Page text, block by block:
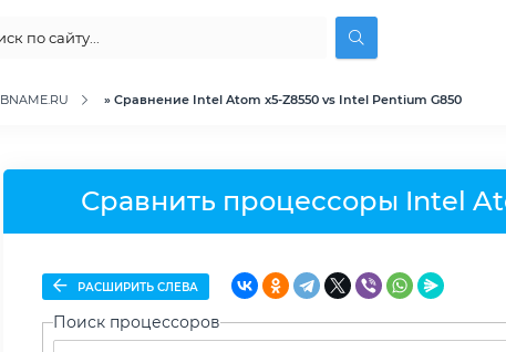
BNAME.RU » Сравнение Intel Atom x5-Z8550 vs Intel Pentium G850
Сравнить процессоры Intel
РАСШИРИТЬ СЛЕВА
Поиск процессоров